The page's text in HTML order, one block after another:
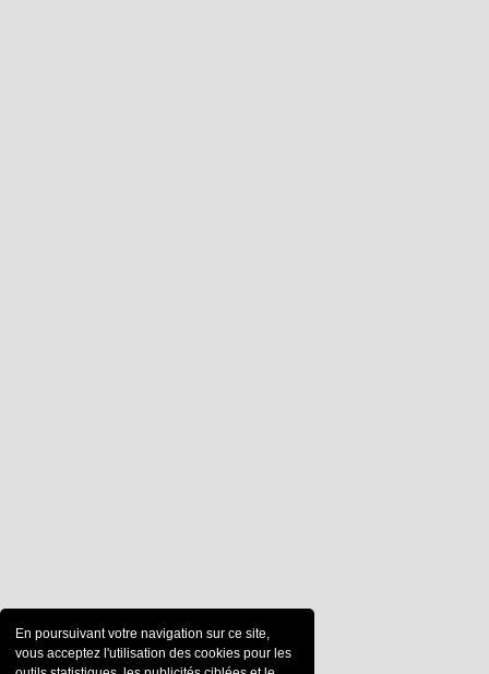
En poursuivant votre navigation sur ce site,
vous acceptez l'utilisation des cookies pour les